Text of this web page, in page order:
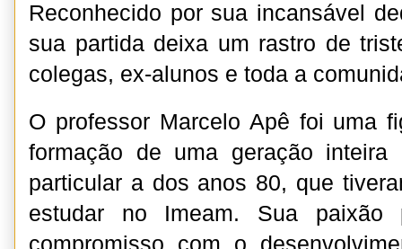
Reconhecido por sua incansável
sua partida deixa um rastro de
colegas, ex-alunos e toda a
O professor Marcelo Apê foi uma
formação de uma geração inteira
particular a dos anos 80, que
estudar no Imeam. Sua
compromisso com o